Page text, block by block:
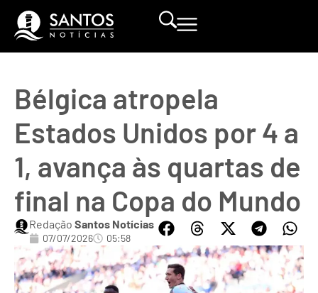
Bélgica atropela
Estados Unidos por 4 a
1, avança às quartas de
final na Copa do Mundo
Redação Santos Notícias
07/07/2026 05:58